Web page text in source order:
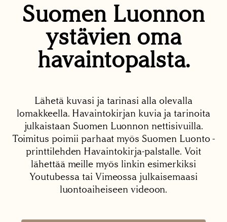
Suomen Luonnon
ystävien oma
havaintopalsta.
Lähetä kuvasi ja tarinasi alla olevalla
lomakkeella. Havaintokirjan kuvia ja tarinoita
julkaistaan Suomen Luonnon nettisivuilla.
Toimitus poimii parhaat myös Suomen Luonto -
printtilehden Havaintokirja-palstalle. Voit
lähettää meille myös linkin esimerkiksi
Youtubessa tai Vimeossa julkaisemaasi
luontoaiheiseen videoon.